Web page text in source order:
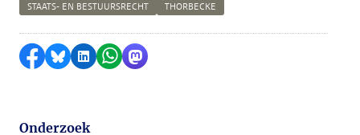
STAATS- EN BESTUURSRECHT THORBECKE
Delen op Facebook
Delen via Bluesky
Delen op LinkedIn
Delen via WhatsApp
Delen via Mastodon
Onderzoek